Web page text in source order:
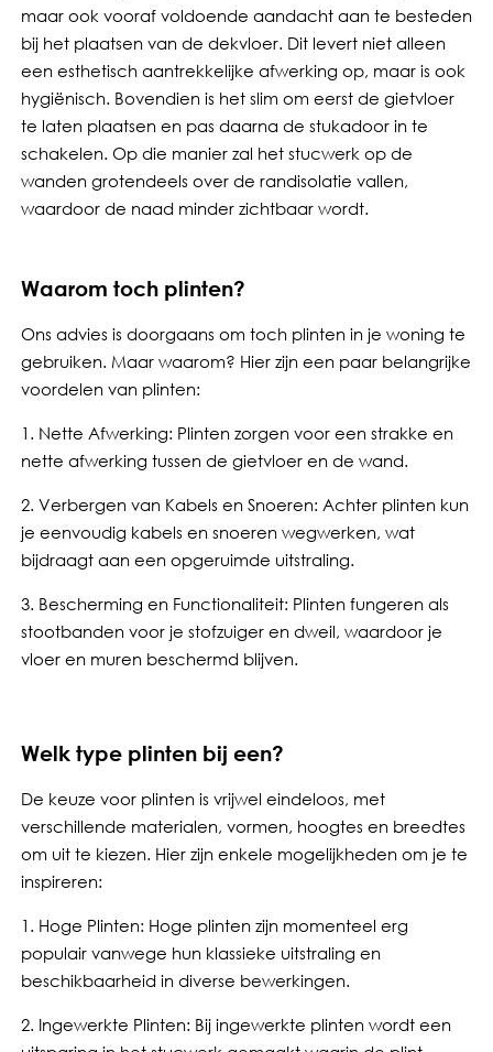
maar ook vooraf voldoende aandacht aan te besteden
bij het plaatsen van de dekvloer. Dit levert niet alleen
een esthetisch aantrekkelijke afwerking op, maar is ook
hygiënisch. Bovendien is het slim om eerst de gietvloer
te laten plaatsen en pas daarna de stukadoor in te
schakelen. Op die manier zal het stucwerk op de
wanden grotendeels over de randisolatie vallen,
waardoor de naad minder zichtbaar wordt.
Waarom toch plinten?
Ons advies is doorgaans om toch plinten in je woning te
gebruiken. Maar waarom? Hier zijn een paar belangrijke
voordelen van plinten:
1. Nette Afwerking: Plinten zorgen voor een strakke en
nette afwerking tussen de gietvloer en de wand.
2. Verbergen van Kabels en Snoeren: Achter plinten kun
je eenvoudig kabels en snoeren wegwerken, wat
bijdraagt aan een opgeruimde uitstraling.
3. Bescherming en Functionaliteit: Plinten fungeren als
stootbanden voor je stofzuiger en dweil, waardoor je
vloer en muren beschermd blijven.
Welk type plinten bij een?
De keuze voor plinten is vrijwel eindeloos, met
verschillende materialen, vormen, hoogtes en breedtes
om uit te kiezen. Hier zijn enkele mogelijkheden om je te
inspireren:
1. Hoge Plinten: Hoge plinten zijn momenteel erg
populair vanwege hun klassieke uitstraling en
beschikbaarheid in diverse bewerkingen.
2. Ingewerkte Plinten: Bij ingewerkte plinten wordt een